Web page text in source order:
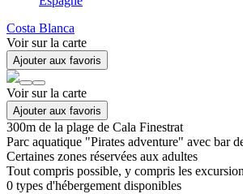
Costa Blanca
Voir sur la carte
Ajouter aux favoris
Voir sur la carte
Ajouter aux favoris
300m de la plage de Cala Finestrat
Parc aquatique "Pirates adventure" avec bar
Certaines zones réservées aux adultes
Tout compris possible, y compris les
0 types d'hébergement disponibles